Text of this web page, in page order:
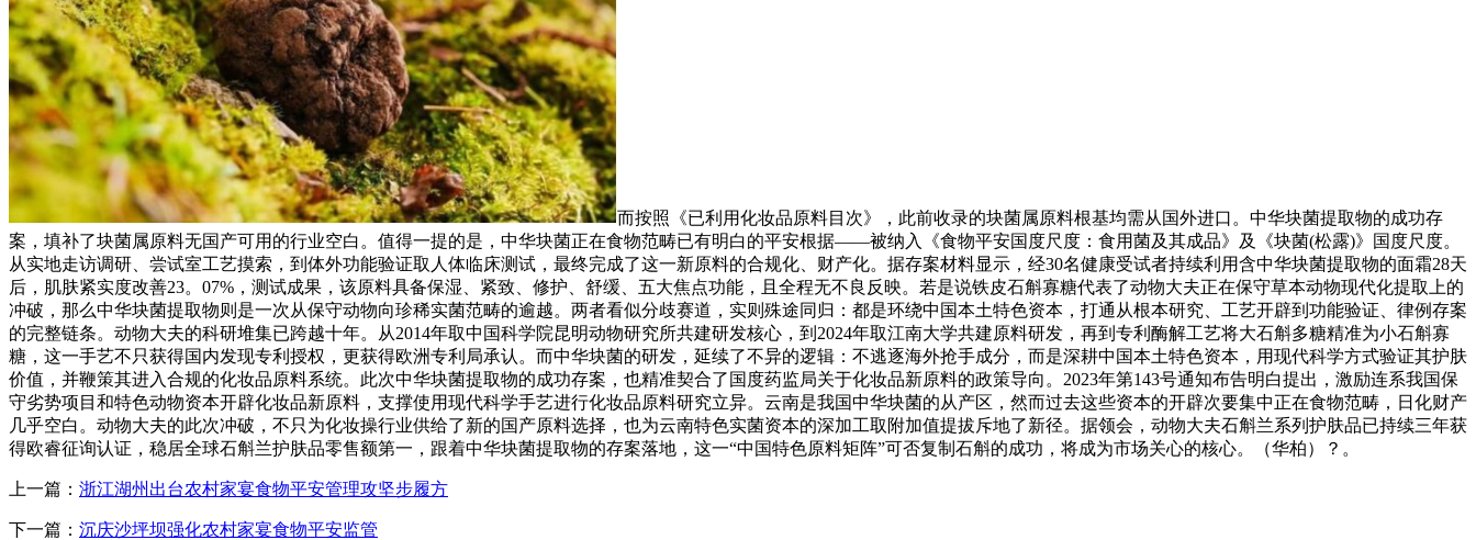
而按照《已利用化妆品原料目次》，此前收录的块菌属原料根基均需从国外进口。中华块菌提取物的成功存
案，填补了块菌属原料无国产可用的行业空白。值得一提的是，中华块菌正在食物范畴已有明白的平安根据——被纳入《食物平安国度尺度：食用菌及其成品》及《块菌(松露)》国度尺度。
从实地走访调研、尝试室工艺摸索，到体外功能验证取人体临床测试，最终完成了这一新原料的合规化、财产化。据存案材料显示，经30名健康受试者持续利用含中华块菌提取物的面霜28天
后，肌肤紧实度改善23。07%，测试成果，该原料具备保湿、紧致、修护、舒缓、五大焦点功能，且全程无不良反映。若是说铁皮石斛寡糖代表了动物大夫正在保守草本动物现代化提取上的
冲破，那么中华块菌提取物则是一次从保守动物向珍稀实菌范畴的逾越。两者看似分歧赛道，实则殊途同归：都是环绕中国本土特色资本，打通从根本研究、工艺开辟到功能验证、律例存案
的完整链条。动物大夫的科研堆集已跨越十年。从2014年取中国科学院昆明动物研究所共建研发核心，到2024年取江南大学共建原料研发，再到专利酶解工艺将大石斛多糖精准为小石斛寡
糖，这一手艺不只获得国内发现专利授权，更获得欧洲专利局承认。而中华块菌的研发，延续了不异的逻辑：不逃逐海外抢手成分，而是深耕中国本土特色资本，用现代科学方式验证其护肤
价值，并鞭策其进入合规的化妆品原料系统。此次中华块菌提取物的成功存案，也精准契合了国度药监局关于化妆品新原料的政策导向。2023年第143号通知布告明白提出，激励连系我国保
守劣势项目和特色动物资本开辟化妆品新原料，支撑使用现代科学手艺进行化妆品原料研究立异。云南是我国中华块菌的从产区，然而过去这些资本的开辟次要集中正在食物范畴，日化财产
几乎空白。动物大夫的此次冲破，不只为化妆操行业供给了新的国产原料选择，也为云南特色实菌资本的深加工取附加值提拔斥地了新径。据领会，动物大夫石斛兰系列护肤品已持续三年获
得欧睿征询认证，稳居全球石斛兰护肤品零售额第一，跟着中华块菌提取物的存案落地，这一“中国特色原料矩阵”可否复制石斛的成功，将成为市场关心的核心。（华柏）？。
上一篇： 浙江湖州出台农村家宴食物平安管理攻坚步履方
下一篇： 沉庆沙坪坝强化农村家宴食物平安监管